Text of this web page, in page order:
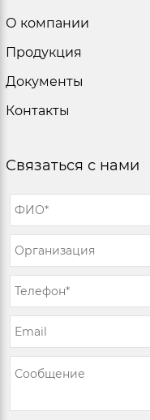
О компании
Продукция
Документы
Контакты
Связаться с нами